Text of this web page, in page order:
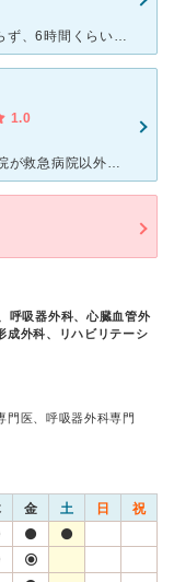
[症状・来院理由] 夜中から嘔吐と下痢が止まらず、6時間くらい苦しんだ末に早朝（5時くらい）に電話で伺ったところ 是非来て下さいと快く診療していただけました。 [医師の診断・治療法] 病院につ
1.0
お盆時期に腹痛が悪化した為、空いている病院が救急病院以外では近郊になく、東徳洲会病院を受けました。 お盆期間は大変混む為、午前６時頃から受付しているとの事で、午前６時半には病院に着き、保険証を渡
呼吸器外科、心臓血管外
成外科、リハビリテーシ
門医、呼吸器外科専門
金 土 日 祝